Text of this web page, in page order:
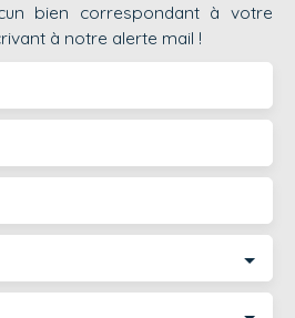
bien correspondant à votre
à notre alerte mail !